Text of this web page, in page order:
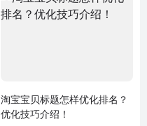
淘宝宝贝标题怎样优化排名？
优化技巧介绍！